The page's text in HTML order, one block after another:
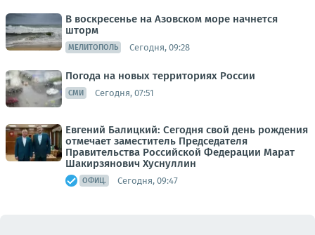
В воскресенье на Азовском море начнется
шторм
МЕЛИТОПОЛЬ Сегодня, 09:28
Погода на новых территориях России
СМИ Сегодня, 07:51
Евгений Балицкий: Сегодня свой день рождения
отмечает заместитель Председателя
Правительства Российской Федерации Марат
Шакирзянович Хуснуллин
ОФИЦ. Сегодня, 09:47